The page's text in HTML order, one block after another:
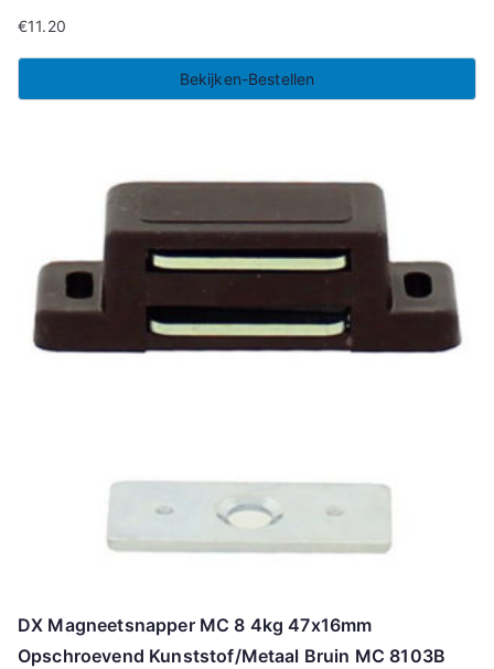
€11.20
Bekijken-Bestellen
DX Magneetsnapper MC 8 4kg 47x16mm
Opschroevend Kunststof/Metaal Bruin MC 8103B